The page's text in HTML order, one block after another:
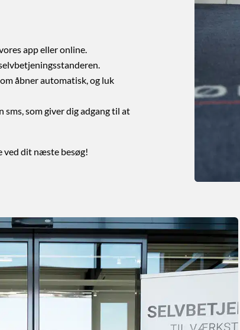
app eller online.
åbner automatisk, og luk
som giver dig adgang til at
ved dit næste besøg!